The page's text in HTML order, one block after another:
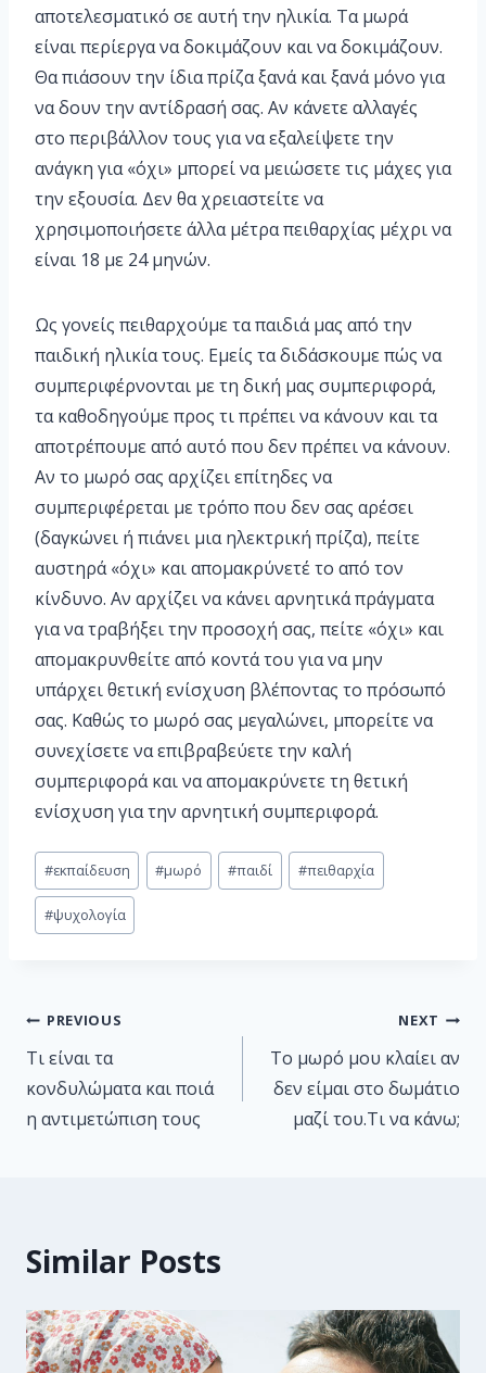
αποτελεσματικό σε αυτή την ηλικία. Τα μωρά
είναι περίεργα να δοκιμάζουν και να δοκιμάζουν.
Θα πιάσουν την ίδια πρίζα ξανά και ξανά μόνο για
να δουν την αντίδρασή σας. Αν κάνετε αλλαγές
στο περιβάλλον τους για να εξαλείψετε την
ανάγκη για «όχι» μπορεί να μειώσετε τις μάχες για
την εξουσία. Δεν θα χρειαστείτε να
χρησιμοποιήσετε άλλα μέτρα πειθαρχίας μέχρι να
είναι 18 με 24 μηνών.
Ως γονείς πειθαρχούμε τα παιδιά μας από την
παιδική ηλικία τους. Εμείς τα διδάσκουμε πώς να
συμπεριφέρνονται με τη δική μας συμπεριφορά,
τα καθοδηγούμε προς τι πρέπει να κάνουν και τα
αποτρέπουμε από αυτό που δεν πρέπει να κάνουν.
Αν το μωρό σας αρχίζει επίτηδες να
συμπεριφέρεται με τρόπο που δεν σας αρέσει
(δαγκώνει ή πιάνει μια ηλεκτρική πρίζα), πείτε
αυστηρά «όχι» και απομακρύνετέ το από τον
κίνδυνο. Αν αρχίζει να κάνει αρνητικά πράγματα
για να τραβήξει την προσοχή σας, πείτε «όχι» και
απομακρυνθείτε από κοντά του για να μην
υπάρχει θετική ενίσχυση βλέποντας το πρόσωπό
σας. Καθώς το μωρό σας μεγαλώνει, μπορείτε να
συνεχίσετε να επιβραβεύετε την καλή
συμπεριφορά και να απομακρύνετε τη θετική
ενίσχυση για την αρνητική συμπεριφορά.
#εκπαίδευση #μωρό #παιδί #πειθαρχία
#ψυχολογία
PREVIOUS
Τι είναι τα
κονδυλώματα και ποιά
η αντιμετώπιση τους
NEXT
Το μωρό μου κλαίει αν
δεν είμαι στο δωμάτιο
μαζί του.Τι να κάνω;
Similar Posts